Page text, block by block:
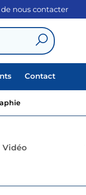
nous contacter
Contact
Vidéo